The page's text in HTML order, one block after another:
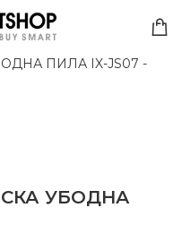
УБОДНА